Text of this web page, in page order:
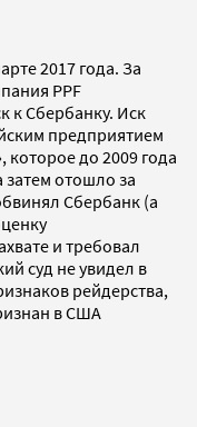
2017 года. За
PPF
к Сбербанку. Иск
предприятием
до 2009 года
отошло за
Сбербанк (а
и требовал
суд не увидел в
рейдерства,
в США